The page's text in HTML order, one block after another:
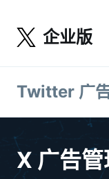
企业版
Twitter 广
X 广告